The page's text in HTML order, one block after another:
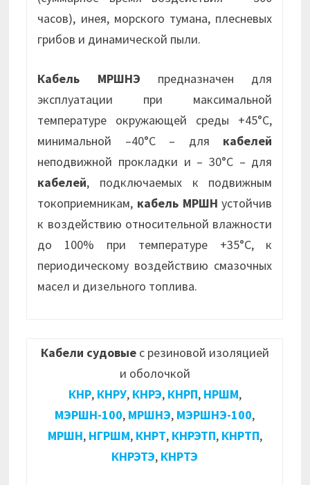
часов), инея, морского тумана, плесневых
грибов и динамической пыли.
Кабель МРШНЭ предназначен для
эксплуатации при максимальной
температуре окружающей среды +45°С,
минимальной –40°С – для кабелей
неподвижной прокладки и – 30°С – для
кабелей, подключаемых к подвижным
токоприемникам, кабель МРШН устойчив
к воздействию относительной влажности
до 100% при температуре +35°С, к
периодическому воздействию смазочных
масел и дизельного топлива.
Кабели судовыес резиновой изоляцией
и оболочкой
КНР, КНРУ, КНРЭ, КНРП, НРШМ,
МЭРШН-100, МРШНЭ, МЭРШНЭ-100,
МРШН, НГРШМ, КНРТ, КНРЭТП, КНРТП,
КНРЭТЭ, КНРТЭ